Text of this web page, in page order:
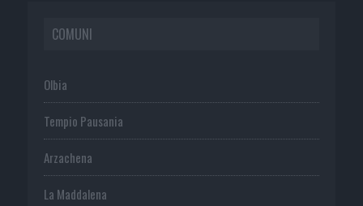
COMUNI
Olbia
Tempio Pausania
Arzachena
La Maddalena